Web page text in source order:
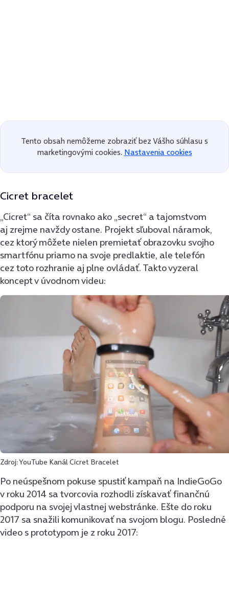
Tento obsah nemôžeme zobraziť bez Vášho súhlasu s
marketingovými cookies. Nastavenia cookies
Cicret bracelet
„Cicret“ sa číta rovnako ako „secret“ a tajomstvom
aj zrejme navždy ostane. Projekt sľuboval náramok,
cez ktorý môžete nielen premietať obrazovku svojho
smartfónu priamo na svoje predlaktie, ale telefón
cez toto rozhranie aj plne ovládať. Takto vyzeral
koncept v úvodnom videu:
Zdroj: YouTube Kanál Cicret Bracelet
Po neúspešnom pokuse spustiť kampaň na IndieGoGo
v roku 2014 sa tvorcovia rozhodli získavať finančnú
podporu na svojej vlastnej webstránke. Ešte do roku
2017 sa snažili komunikovať na svojom blogu. Posledné
video s prototypom je z roku 2017: